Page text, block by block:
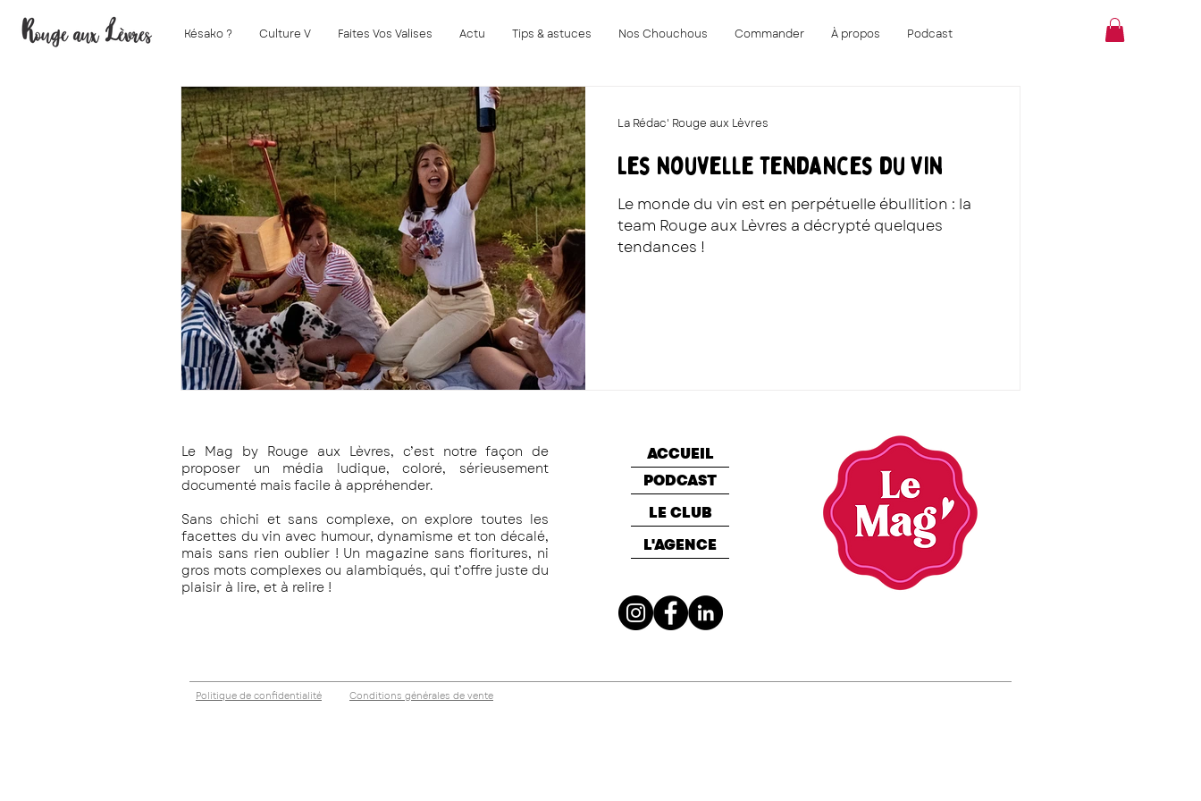
Késako ? Culture V Faites Vos Valises Actu Tips & astuces Nos Chouchous Commander À propos Podcast
Les nouvelle tendances du vin
Le monde du vin est en perpétuelle ébullition : la
team Rouge aux Lèvres a décrypté quelques
tendances !
La Rédac' Rouge aux Lèvres
Le Mag by Rouge aux Lèvres, c’est notre façon de
proposer un média ludique, coloré, sérieusement
documenté mais facile à appréhender.
Sans chichi et sans complexe, on explore toutes les
facettes du vin avec humour, dynamisme et ton décalé,
mais sans rien oublier ! Un magazine sans fioritures, ni
gros mots complexes ou alambiqués, qui t’offre juste du
plaisir à lire, et à relire !
ACCUEIL
PODCAST
LE CLUB
L'AGENCE
Politique de confidentialité Conditions générales de vente